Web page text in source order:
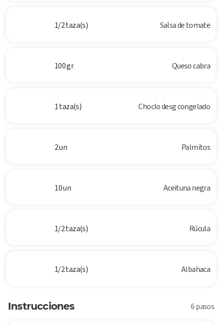
1/2 taza(s) Salsa de tomate
100 gr Queso cabra
1 taza(s) Choclo desg congelado
2 un Palmitos
10 un Aceituna negra
1/2 taza(s) Rúcula
1/2 taza(s) Albahaca
Instrucciones 6 pasos